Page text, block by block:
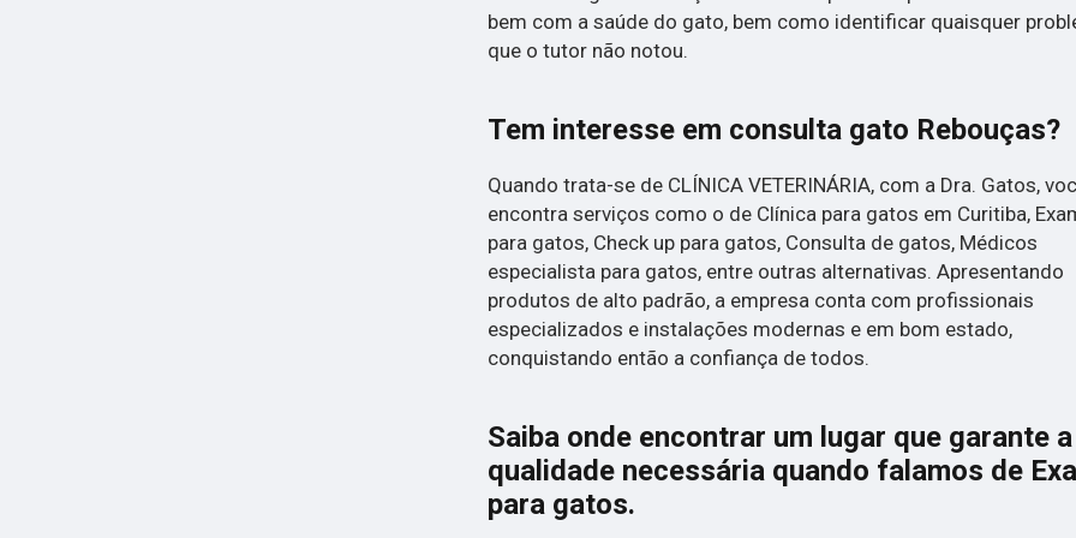
bem com a saúde do gato, bem como identificar quaisquer
que o tutor não notou.
Tem interesse em consulta gato Rebouças?
Quando trata-se de CLÍNICA VETERINÁRIA, com a Dra. Gatos,
encontra serviços como o de Clínica para gatos em Curitiba,
para gatos, Check up para gatos, Consulta de gatos, Médicos
especialista para gatos, entre outras alternativas. Apresentando
produtos de alto padrão, a empresa conta com profissionais
especializados e instalações modernas e em bom estado,
conquistando então a confiança de todos.
Saiba onde encontrar um lugar que garante a
qualidade necessária quando falamos de
para gatos.